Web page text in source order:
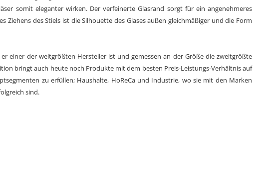
somit eleganter wirken. Der verfeinerte Glasrand sorgt für ein angenehmeres
des Stiels ist die Silhouette des Glases außen gleichmäßiger und die Form
einer der weltgrößten Hersteller ist und gemessen an der Größe die zweitgrößte
bringt auch heute noch Produkte mit dem besten Preis-Leistungs-Verhältnis auf
zu erfüllen; Haushalte, HoReCa und Industrie, wo sie mit den Marken
sind.